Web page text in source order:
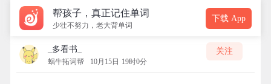
帮孩子，真正记住单词
少壮不努力，老大背单词
下载 App
_多看书_
蜗牛拓词帮 10月15日 19时0分
关注